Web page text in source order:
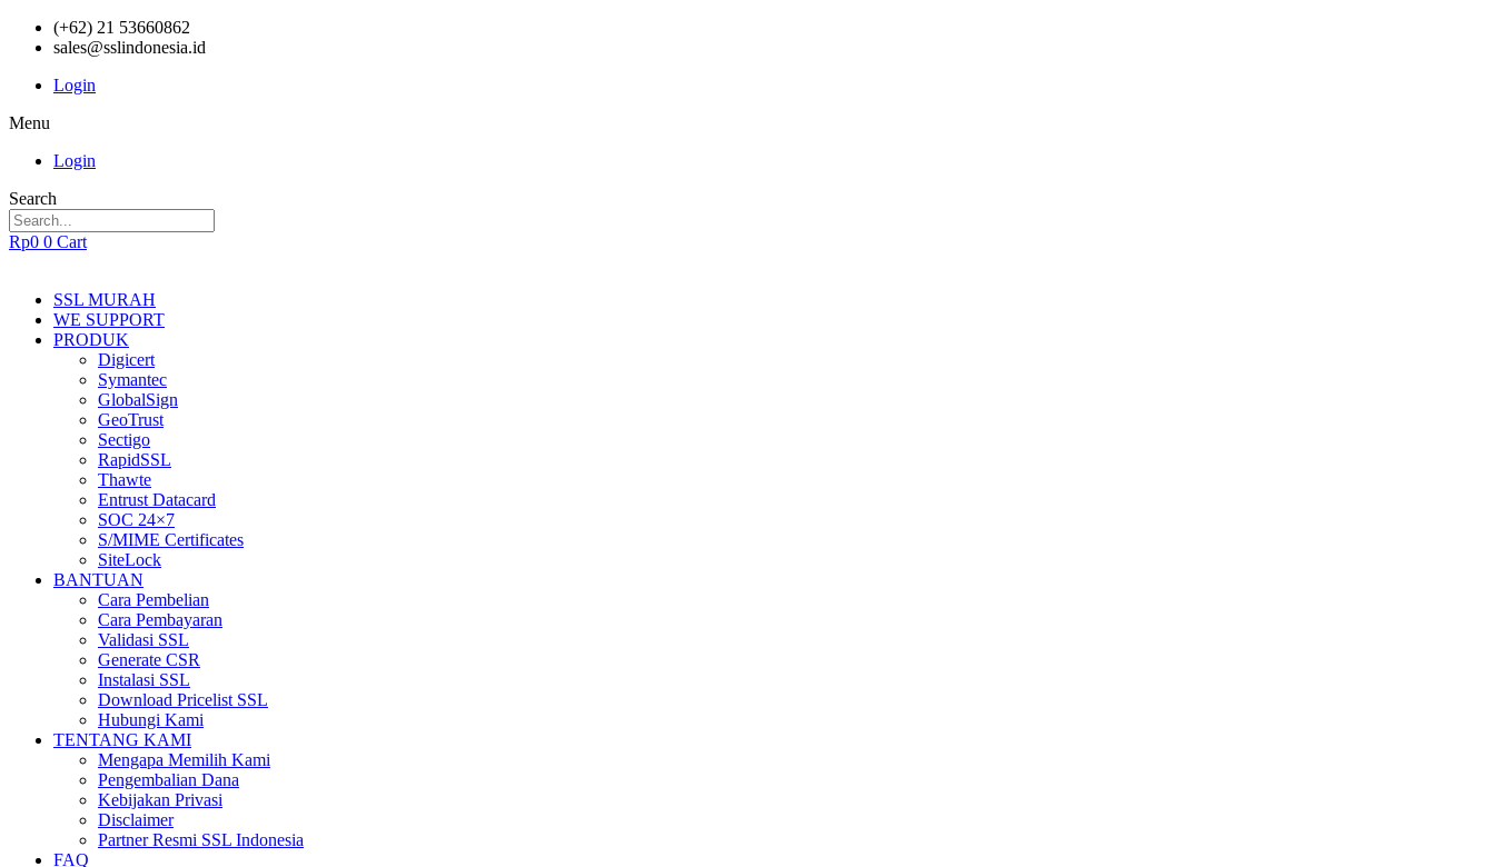
(+62) 21 53660862
sales@sslindonesia.id
Login
Menu
Login
Search
Rp0 0 Cart
SSL MURAH
WE SUPPORT
PRODUK
Digicert
Symantec
GlobalSign
GeoTrust
Sectigo
RapidSSL
Thawte
Entrust Datacard
SOC 24×7
S/MIME Certificates
SiteLock
BANTUAN
Cara Pembelian
Cara Pembayaran
Validasi SSL
Generate CSR
Instalasi SSL
Download Pricelist SSL
Hubungi Kami
TENTANG KAMI
Mengapa Memilih Kami
Pengembalian Dana
Kebijakan Privasi
Disclaimer
Partner Resmi SSL Indonesia
FAQ